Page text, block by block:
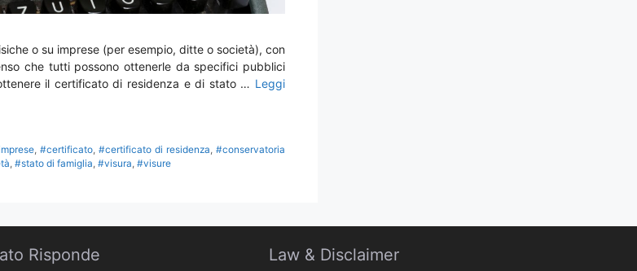
o su imprese (per esempio, ditte o società), con
che tutti possono ottenerle da specifici pubblici
il certificato di residenza e di stato … Leggi
,#certificato,#certificato di residenza,#conservatoria
, #stato di famiglia, #visura, #visure
Risponde Law & Disclaimer